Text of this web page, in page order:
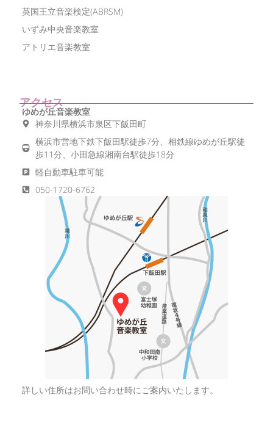
英国王立音楽検定(ABRSM)
いずみ中央音楽教室
アトリエ音楽教室
アクセス
ゆめが丘音楽教室
神奈川県横浜市泉区下飯田町
横浜市営地下鉄下飯田駅徒歩7分、相鉄線ゆめが丘駅徒
歩11分、小田急線湘南台駅徒歩18分
軽自動車駐車可能
050-1720-6762
詳しい住所はお問い合わせ時にご案内いたします。